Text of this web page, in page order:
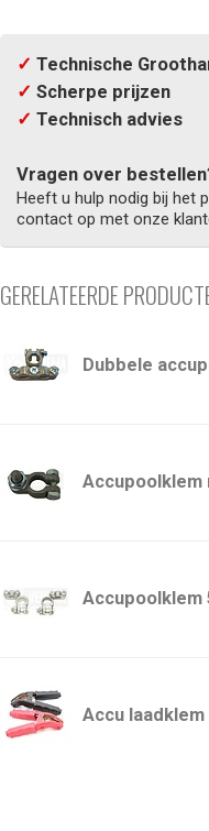
✓ Technische
✓ Scherpe prijzen
✓ Technisch advies
Vragen over
Heeft u hulp nodig bij het
contact op met onze
GERELATEERDE
Dubbele
Accupoolklem
Accupoolklem
Accu laadklem